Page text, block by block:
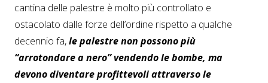
cantina delle palestre è molto più controllato e
ostacolato dalle forze dell’ordine rispetto a qualche
decennio fa,le palestre non possono più
“arrotondare a nero” vendendo le bombe, ma
devono diventare profittevoli attraverso le